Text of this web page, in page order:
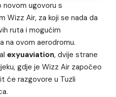
novom ugovoru s
Wizz Air, za koji se nada da
ruta i mogućim
na ovom aerodromu.
exyuaviation, dvije strane
gdje je Wizz Air započeo
će razgovore u Tuzli